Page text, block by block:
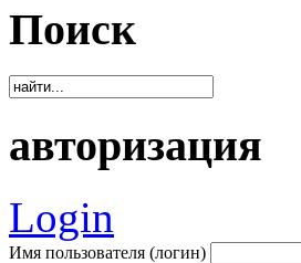
Поиск
авторизация
Login
Имя пользователя (логин)